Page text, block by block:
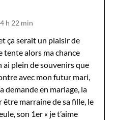
h 22 min
ça serait un plaisir de
tente alors ma chance
ai plein de souvenirs que
avec mon futur mari,
demande en mariage, la
marraine de sa fille, le
son 1er « je t’aime